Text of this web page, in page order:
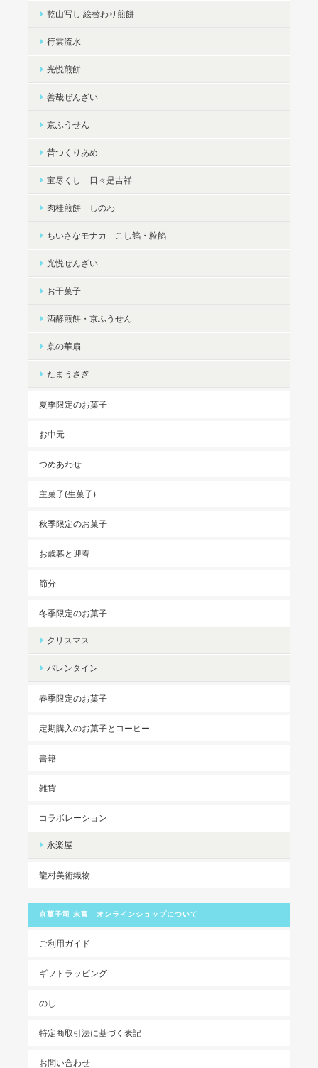
乾山写し 絵替わり煎餅
行雲流水
光悦煎餅
善哉ぜんざい
京ふうせん
昔つくりあめ
宝尽くし 日々是吉祥
肉桂煎餅 しのわ
ちいさなモナカ こし餡・粒餡
光悦ぜんざい
お干菓子
酒酵煎餅・京ふうせん
京の華扇
たまうさぎ
夏季限定のお菓子
お中元
つめあわせ
主菓子(生菓子)
秋季限定のお菓子
お歳暮と迎春
節分
冬季限定のお菓子
クリスマス
バレンタイン
春季限定のお菓子
定期購入のお菓子とコーヒー
書籍
雑貨
コラボレーション
永楽屋
龍村美術織物
京菓子司 末富 オンラインショップについて
ご利用ガイド
ギフトラッピング
のし
特定商取引法に基づく表記
お問い合わせ